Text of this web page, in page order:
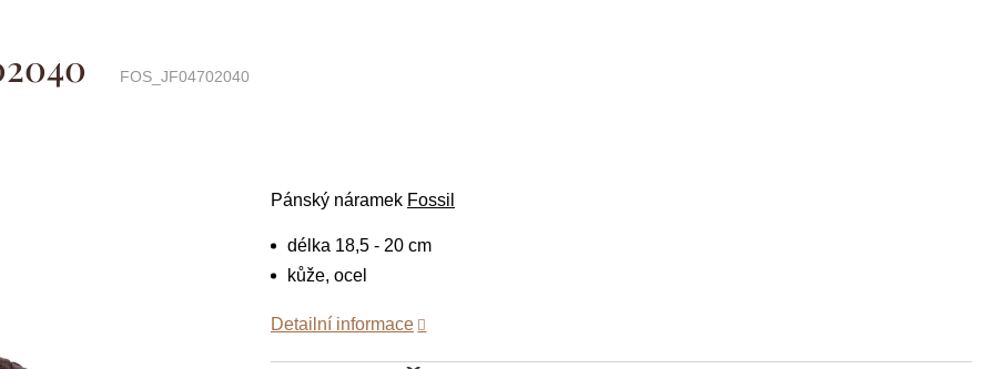
FOS_JF04702040
Pánský náramek Fossil
délka 18,5 - 20 cm
kůže, ocel
Detailní informace